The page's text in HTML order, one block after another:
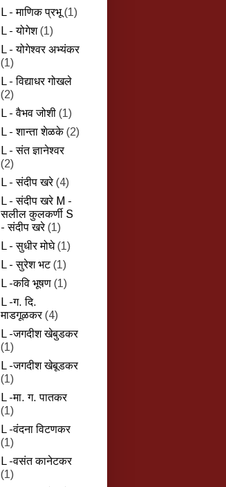
L - माणिक प्रभू (1)
L - योगेश (1)
L - योगेश्वर अभ्यंकर
(1)
L - विद्याधर गोखले
(2)
L - वैभव जोशी (1)
L - शान्‍ता शेळके (2)
L - संत ज्ञानेश्वर
(2)
L - संदीप खरे (4)
L - संदीप खरे M -
सलील कुलकर्णी S
- संदीप खरे (1)
L - सुधीर मोघे (1)
L - सुरेश भट (1)
L -कवि भूषण (1)
L -ग. दि.
माडगूळकर (4)
L -जगदीश खेबुडकर
(1)
L -जगदीश खेबूडकर
(1)
L -मा. ग. पातकर
(1)
L -वंदना विटणकर
(1)
L -वसंत कानेटकर
(1)